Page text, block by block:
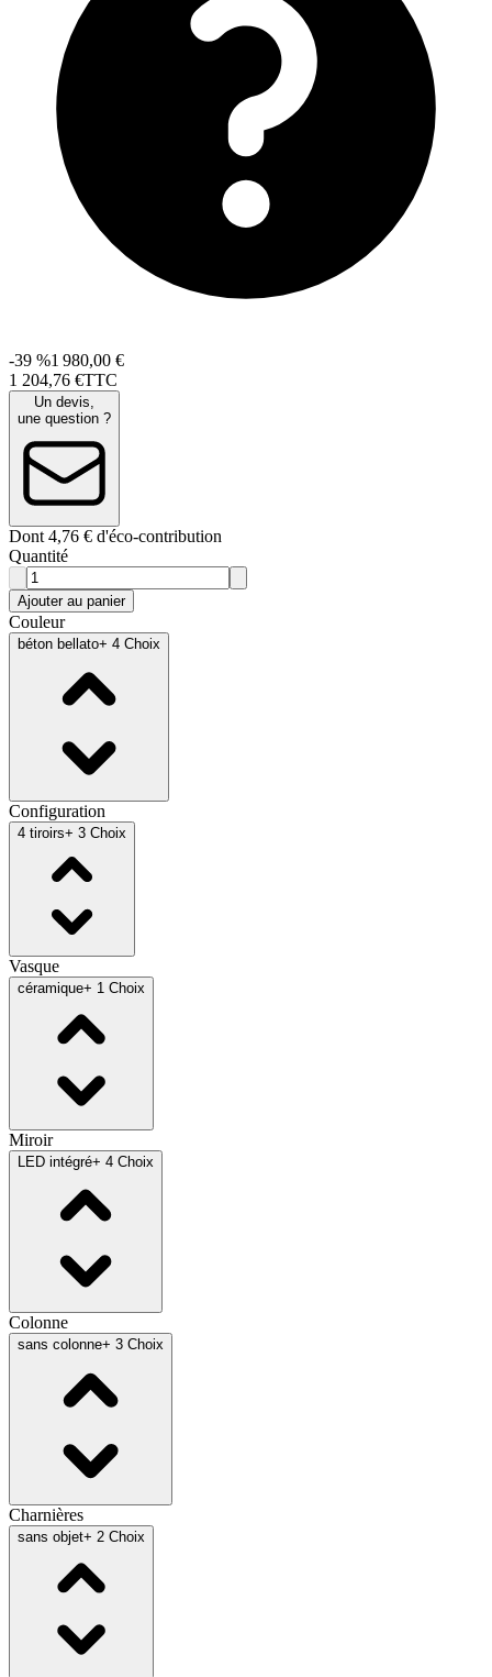
-39 %1 980,00 €
1 204,76 €TTC
Un devis,
une question ?
Dont 4,76 € d'éco-contribution
Quantité
Ajouter au panier
Couleur
béton bellato+ 4 Choix
Configuration
4 tiroirs+ 3 Choix
Vasque
céramique+ 1 Choix
Miroir
LED intégré+ 4 Choix
Colonne
sans colonne+ 3 Choix
Charnières
sans objet+ 2 Choix